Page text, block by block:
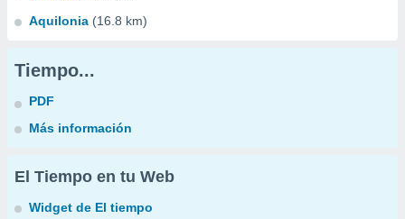
Aquilonia (16.8 km)
Tiempo...
PDF
Más información
El Tiempo en tu Web
Widget de El tiempo